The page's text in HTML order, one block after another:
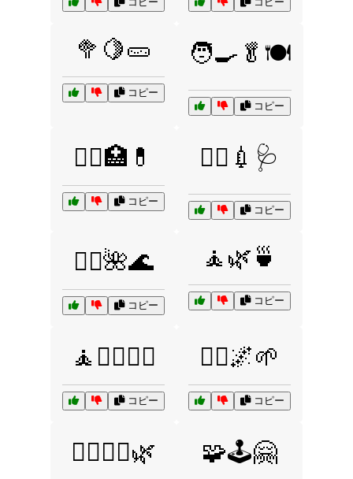
🥦🍋🥒
コピー
🧑‍🍳🥬🍽️
コピー
🧑‍⚕️🏥💊
コピー
🧑‍⚕️💉🩺
コピー
🧖‍♂️🌺🌊
コピー
🧘🌿🍵
コピー
🧘🧘‍♂️🧘‍♀️
コピー
🧘‍♂️🌌🌱
コピー
🧘‍♂️🧘‍♀️🌿 🧩🕹️🤗